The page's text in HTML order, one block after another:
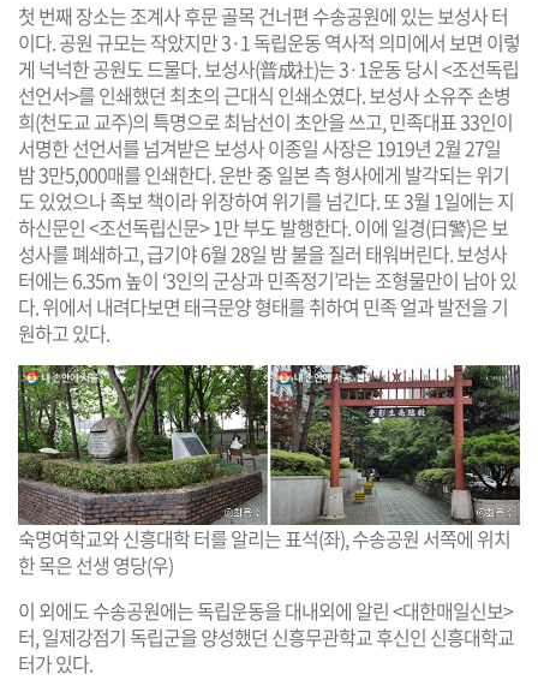
첫 번째 장소는 조계사 후문 골목 건너편 수송공원에 있는 보성사 터
이다. 공원 규모는 작았지만 3·1 독립운동 역사적 의미에서 보면 이렇
게 넉넉한 공원도 드물다. 보성사(普成社)는 3·1운동 당시 <조선독립
선언서>를 인쇄했던 최초의 근대식 인쇄소였다. 보성사 소유주 손병
희(천도교 교주)의 특명으로 최남선이 초안을 쓰고, 민족대표 33인이
서명한 선언서를 넘겨받은 보성사 이종일 사장은 1919년 2월 27일
밤 3만5,000매를 인쇄한다. 운반 중 일본 측 형사에게 발각되는 위기
도 있었으나 족보 책이라 위장하여 위기를 넘긴다. 또 3월 1일에는 지
하신문인 <조선독립신문> 1만 부도 발행한다. 이에 일경(日警)은 보
성사를 폐쇄하고, 급기야 6월 28일 밤 불을 질러 태워버린다. 보성사
터에는 6.35m 높이 ‘3인의 군상과 민족정기’라는 조형물만이 남아 있
다. 위에서 내려다보면 태극문양 형태를 취하여 민족 얼과 발전을 기
원하고 있다.
숙명여학교와 신흥대학 터를 알리는 표석(좌), 수송공원 서쪽에 위치
한 목은 선생 영당(우)
이 외에도 수송공원에는 독립운동을 대내외에 알린 <대한매일신보>
터, 일제강점기 독립군을 양성했던 신흥무관학교 후신인 신흥대학교
터가 있다.